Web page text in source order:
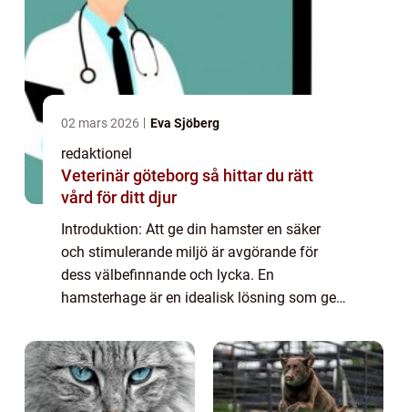
02 mars 2026 Eva Sjöberg
redaktionel
Veterinär göteborg så hittar du rätt
vård för ditt djur
Introduktion: Att ge din hamster en säker
och stimulerande miljö är avgörande för
dess välbefinnande och lycka. En
hamsterhage är en idealisk lösning som ger
leva och utforska. I denna artikel kommer vi
a...